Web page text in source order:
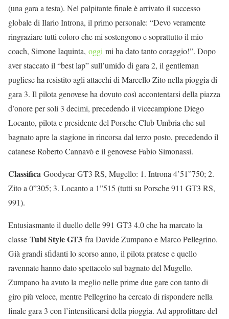
(una gara a testa). Nel palpitante finale è arrivato il successo
globale di Ilario Introna, il primo personale: “Devo veramente
ringraziare tutti coloro che mi sostengono e soprattutto il mio
coach, Simone Iaquinta, oggi mi ha dato tanto coraggio!”. Dopo
aver staccato il “best lap” sull’umido di gara 2, il gentleman
pugliese ha resistito agli attacchi di Marcello Zito nella pioggia di
gara 3. Il pilota genovese ha dovuto così accontentarsi della piazza
d’onore per soli 3 decimi, precedendo il vicecampione Diego
Locanto, pilota e presidente del Porsche Club Umbria che sul
bagnato apre la stagione in rincorsa dal terzo posto, precedendo il
catanese Roberto Cannavò e il genovese Fabio Simonassi.
Classifica Goodyear GT3 RS, Mugello: 1. Introna 4’51”750; 2.
Zito a 0”305; 3. Locanto a 1”515 (tutti su Porsche 911 GT3 RS,
991).
Entusiasmante il duello delle 991 GT3 4.0 che ha marcato la
classe Tubi Style GT3 fra Davide Zumpano e Marco Pellegrino.
Già grandi sfidanti lo scorso anno, il pilota pratese e quello
ravennate hanno dato spettacolo sul bagnato del Mugello.
Zumpano ha avuto la meglio nelle prime due gare con tanto di
giro più veloce, mentre Pellegrino ha cercato di rispondere nella
finale gara 3 con l’intensificarsi della pioggia. Ad approfittare del